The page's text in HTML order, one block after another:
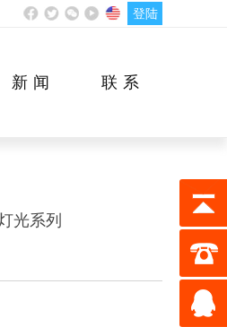
登陆
联系
新闻
光系列